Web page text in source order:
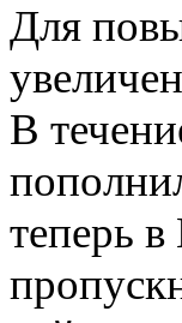
Для
В
теперь